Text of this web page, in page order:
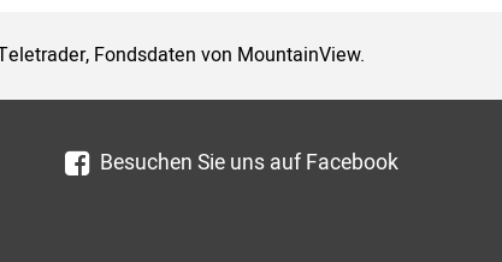
Fondsdaten von MountainView.
Besuchen Sie uns auf Facebook